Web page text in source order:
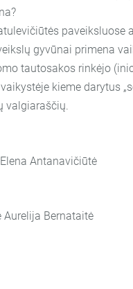
gyvūnai primena
tautosakos rinkėjo
kieme darytus
valgiaraščių.
Antanavičiūtė
Aurelija Bernataitė